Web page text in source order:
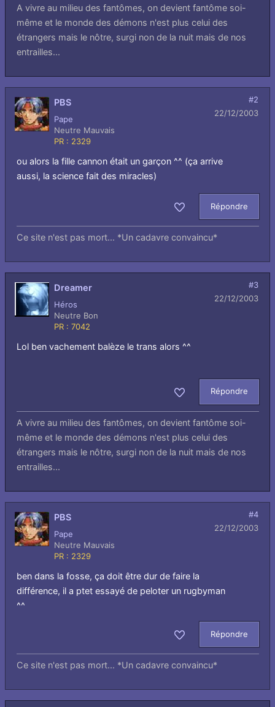
A vivre au milieu des fantômes, on devient fantôme soi-
même et le monde des démons n'est plus celui des
étrangers mais le nôtre, surgi non de la nuit mais de nos
entrailles...
PBS
Pape
Neutre Mauvais
PR : 2329
#2
22/12/2003
ou alors la fille cannon était un garçon ^^ (ça arrive
aussi, la science fait des miracles)
Répondre
Ce site n'est pas mort... *Un cadavre convaincu*
Dreamer
Héros
Neutre Bon
PR : 7042
#3
22/12/2003
Lol ben vachement balèze le trans alors ^^
Répondre
A vivre au milieu des fantômes, on devient fantôme soi-
même et le monde des démons n'est plus celui des
étrangers mais le nôtre, surgi non de la nuit mais de nos
entrailles...
PBS
Pape
Neutre Mauvais
PR : 2329
#4
22/12/2003
ben dans la fosse, ça doit être dur de faire la
différence, il a ptet essayé de peloter un rugbyman
^^
Répondre
Ce site n'est pas mort... *Un cadavre convaincu*